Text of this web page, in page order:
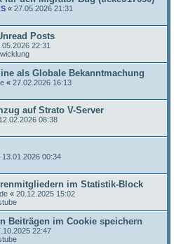
« 27.05.2026 21:31
Posts
22:31
als Globale Bekanntmachung
« 27.02.2026 16:13
auf Strato V-Server
12.02.2026 08:38
13.01.2026 00:34
im Statistik-Block
« 20.12.2025 15:02
Beiträgen im Cookie speichern
22:47